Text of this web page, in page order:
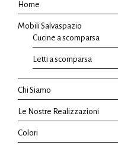
Home
Mobili Salvaspazio
Cucine a scomparsa
Letti a scomparsa
Chi Siamo
Le Nostre Realizzazioni
Colori